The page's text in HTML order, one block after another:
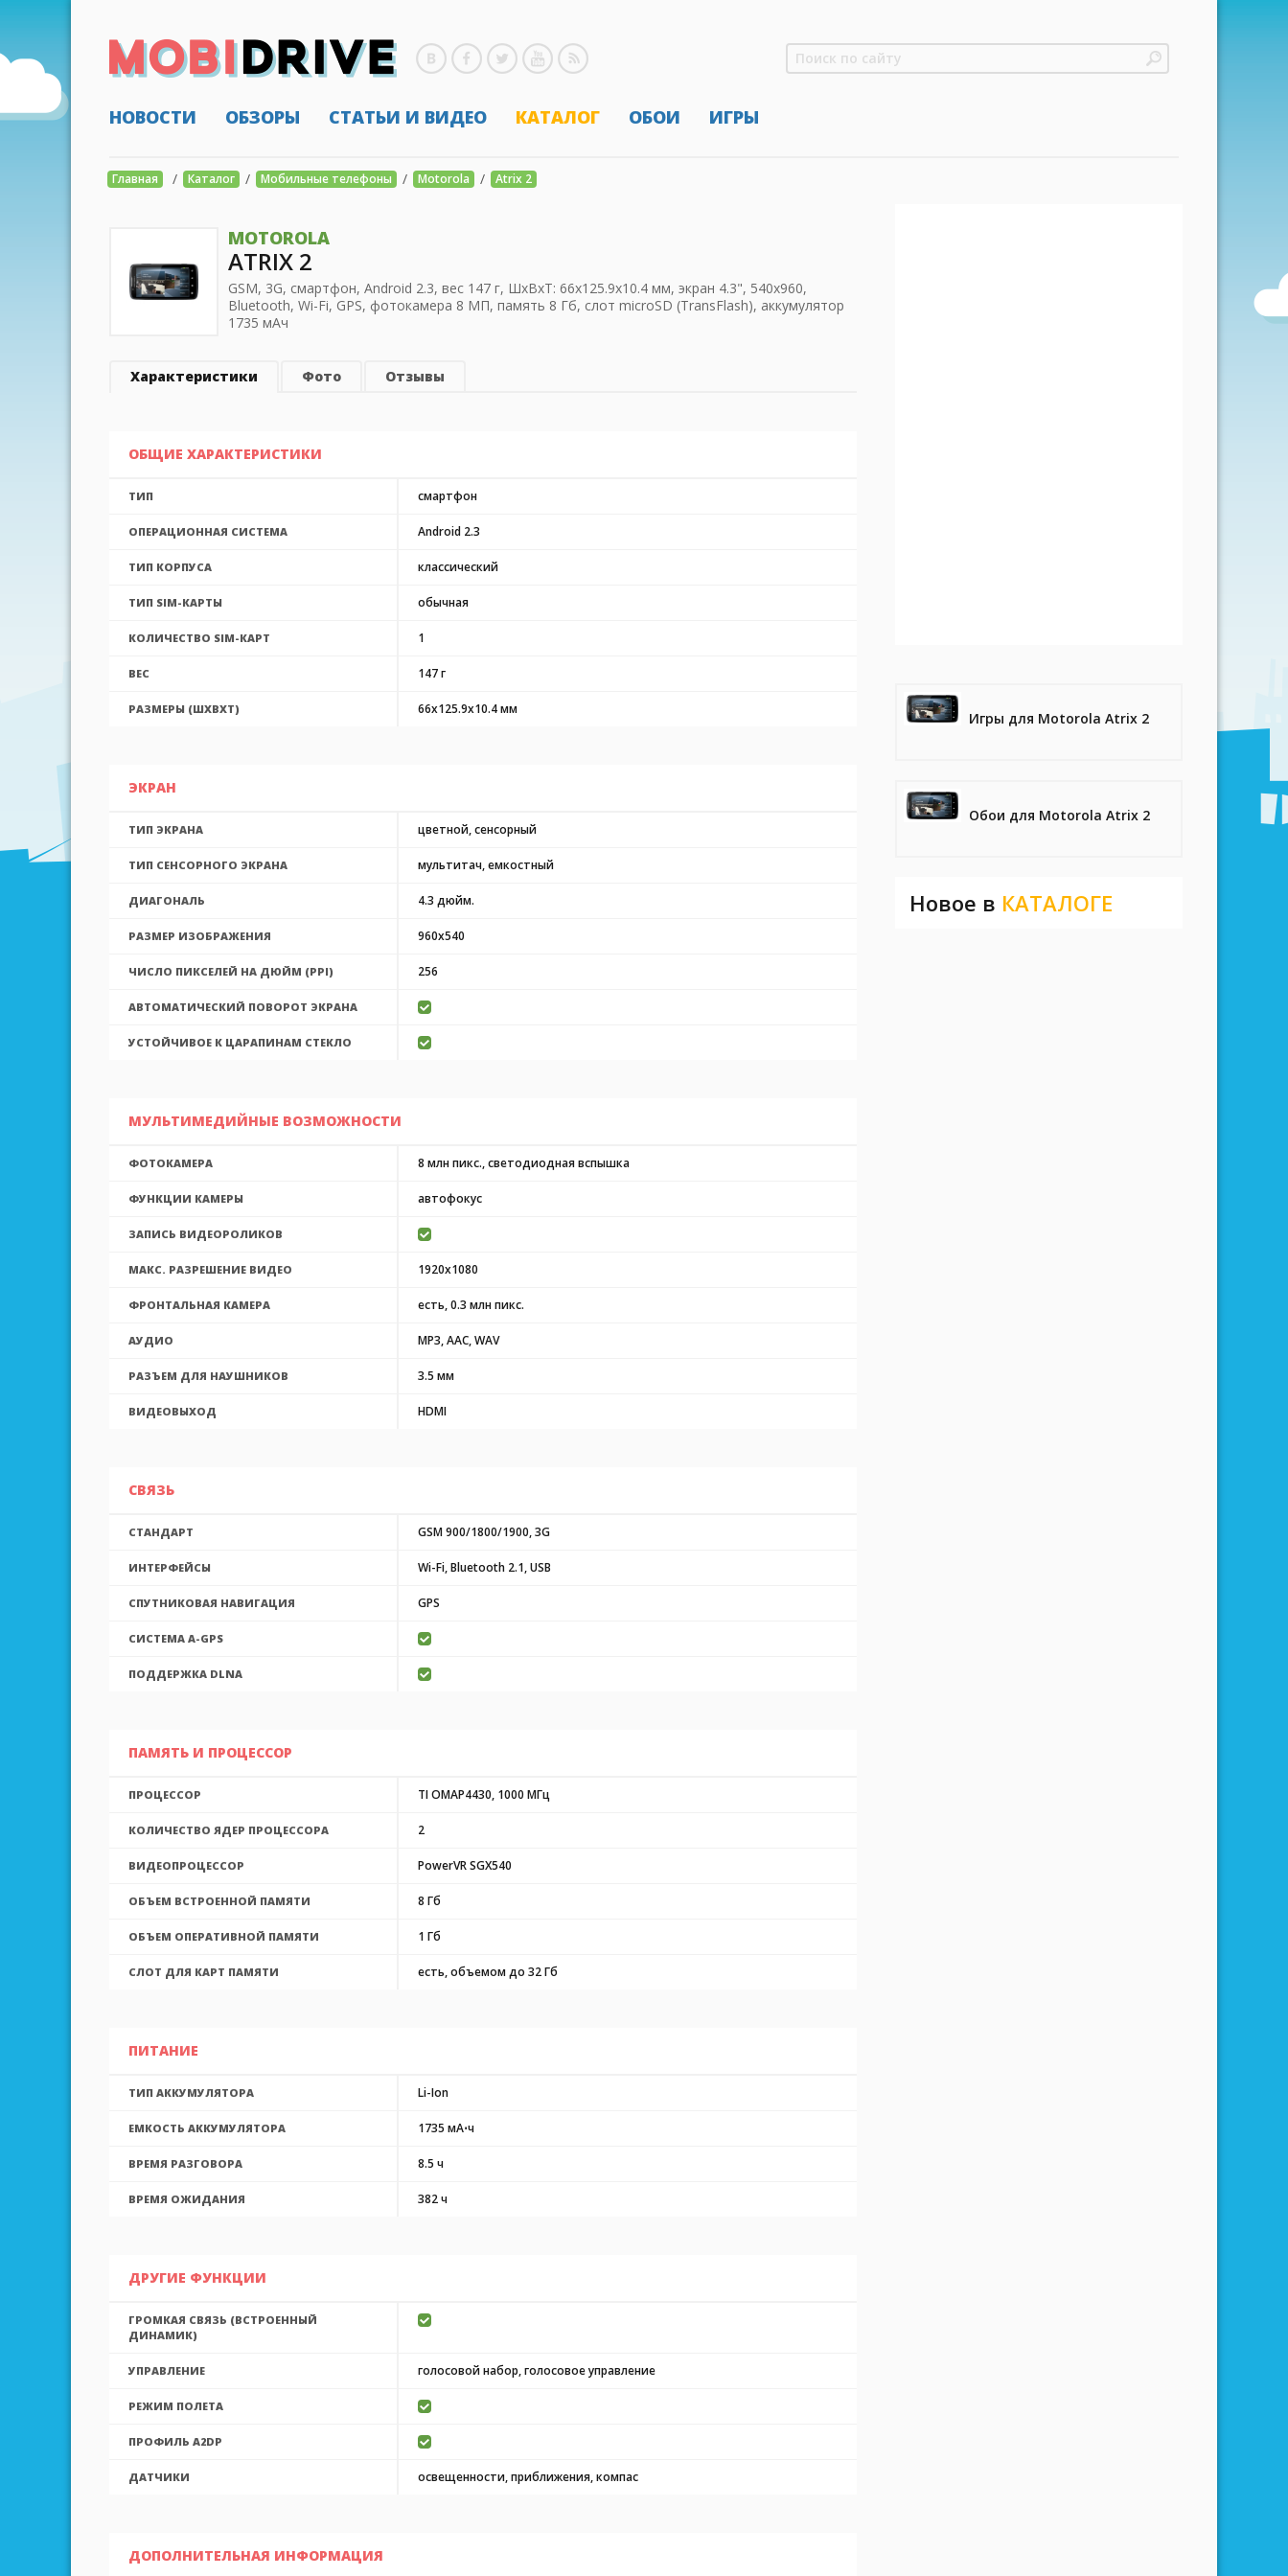
НОВОСТИ ОБЗОРЫ СТАТЬИ И ВИДЕО КАТАЛОГ ОБОИ ИГРЫ
Главная / Каталог / Мобильные телефоны / Motorola / Atrix 2
MOTOROLA
ATRIX 2
GSM, 3G, смартфон, Android 2.3, вес 147 г, ШхВхТ: 66x125.9x10.4 мм, экран 4.3", 540x960,
Bluetooth, Wi-Fi, GPS, фотокамера 8 МП, память 8 Гб, слот microSD (TransFlash), аккумулятор
1735 мАч
Характеристики Фото Отзывы
ОБЩИЕ ХАРАКТЕРИСТИКИ
ТИП смартфон
ОПЕРАЦИОННАЯ СИСТЕМА Android 2.3
ТИП КОРПУСА классический
ТИП SIM-КАРТЫ обычная
КОЛИЧЕСТВО SIM-КАРТ 1
ВЕС 147 г
РАЗМЕРЫ (ШXВXТ) 66x125.9x10.4 мм
ЭКРАН
ТИП ЭКРАНА цветной, сенсорный
ТИП СЕНСОРНОГО ЭКРАНА мультитач, емкостный
ДИАГОНАЛЬ 4.3 дюйм.
РАЗМЕР ИЗОБРАЖЕНИЯ 960x540
ЧИСЛО ПИКСЕЛЕЙ НА ДЮЙМ (PPI) 256
АВТОМАТИЧЕСКИЙ ПОВОРОТ ЭКРАНА
УСТОЙЧИВОЕ К ЦАРАПИНАМ СТЕКЛО
МУЛЬТИМЕДИЙНЫЕ ВОЗМОЖНОСТИ
ФОТОКАМЕРА 8 млн пикс., светодиодная вспышка
ФУНКЦИИ КАМЕРЫ автофокус
ЗАПИСЬ ВИДЕОРОЛИКОВ
МАКС. РАЗРЕШЕНИЕ ВИДЕО 1920x1080
ФРОНТАЛЬНАЯ КАМЕРА есть, 0.3 млн пикс.
АУДИО MP3, AAC, WAV
РАЗЪЕМ ДЛЯ НАУШНИКОВ 3.5 мм
ВИДЕОВЫХОД HDMI
СВЯЗЬ
СТАНДАРТ GSM 900/1800/1900, 3G
ИНТЕРФЕЙСЫ Wi-Fi, Bluetooth 2.1, USB
СПУТНИКОВАЯ НАВИГАЦИЯ GPS
CИСТЕМА A-GPS
ПОДДЕРЖКА DLNA
ПАМЯТЬ И ПРОЦЕССОР
ПРОЦЕССОР TI OMAP4430, 1000 МГц
КОЛИЧЕСТВО ЯДЕР ПРОЦЕССОРА 2
ВИДЕОПРОЦЕССОР PowerVR SGX540
ОБЪЕМ ВСТРОЕННОЙ ПАМЯТИ 8 Гб
ОБЪЕМ ОПЕРАТИВНОЙ ПАМЯТИ 1 Гб
СЛОТ ДЛЯ КАРТ ПАМЯТИ есть, объемом до 32 Гб
ПИТАНИЕ
ТИП АККУМУЛЯТОРА Li-Ion
ЕМКОСТЬ АККУМУЛЯТОРА 1735 мА⋅ч
ВРЕМЯ РАЗГОВОРА 8.5 ч
ВРЕМЯ ОЖИДАНИЯ 382 ч
ДРУГИЕ ФУНКЦИИ
ГРОМКАЯ СВЯЗЬ (ВСТРОЕННЫЙ
ДИНАМИК)
УПРАВЛЕНИЕ голосовой набор, голосовое управление
РЕЖИМ ПОЛЕТА
ПРОФИЛЬ A2DP
ДАТЧИКИ освещенности, приближения, компас
ДОПОЛНИТЕЛЬНАЯ ИНФОРМАЦИЯ
Игры для Motorola Atrix 2
Обои для Motorola Atrix 2
Новое в КАТАЛОГЕ